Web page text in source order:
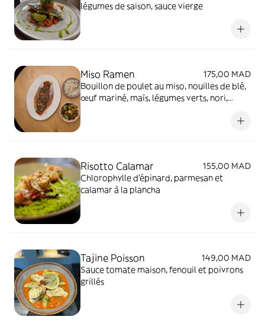
légumes de saison, sauce vierge
Miso Ramen
175,00 MAD
Bouillon de poulet au miso, nouilles de blé,
œuf mariné, maïs, légumes verts, nori,
Risotto Calamar
155,00 MAD
Chlorophylle d'épinard, parmesan et
calamar à la plancha
Tajine Poisson
149,00 MAD
Sauce tomate maison, fenouil et poivrons
grillés